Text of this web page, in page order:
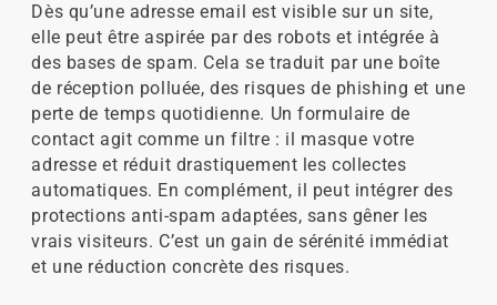
Dès qu’une adresse email est visible sur un site,
elle peut être aspirée par des robots et intégrée à
des bases de spam. Cela se traduit par une boîte
de réception polluée, des risques de phishing et une
perte de temps quotidienne. Un formulaire de
contact agit comme un filtre : il masque votre
adresse et réduit drastiquement les collectes
automatiques. En complément, il peut intégrer des
protections anti-spam adaptées, sans gêner les
vrais visiteurs. C’est un gain de sérénité immédiat
et une réduction concrète des risques.